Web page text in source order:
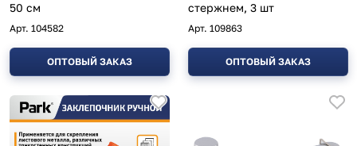
50 см
Арт. 104582
ОПТОВЫЙ ЗАКАЗ
стержнем, 3 шт
Арт. 109863
ОПТОВЫЙ ЗАКАЗ